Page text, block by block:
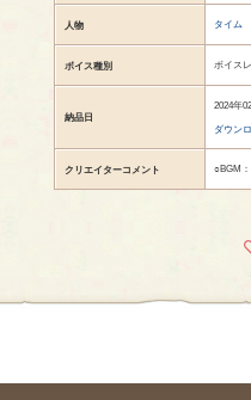
人物 タイム
ボイス種別 ボイス
納品日
2024年
ダウン
クリエイターコメント ○BGM